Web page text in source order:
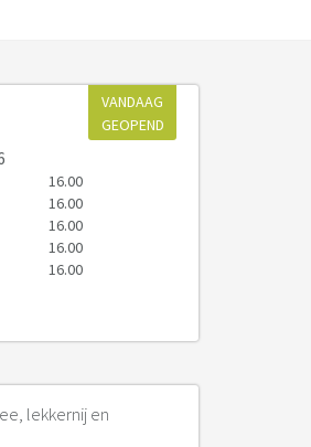
VANDAAG
GEOPEND
16.00
16.00
16.00
16.00
16.00
lekkernij en